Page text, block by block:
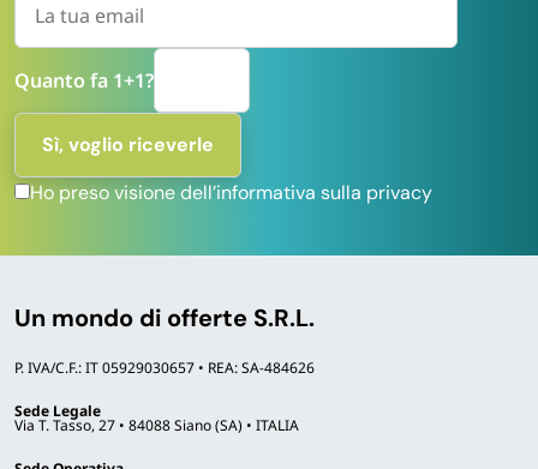
Quanto fa 1+1?
Ho preso visione dell’informativa sulla privacy
Un mondo di offerte S.R.L.
P. IVA/C.F.: IT 05929030657 • REA: SA-484626
Sede Legale
Via T. Tasso, 27 • 84088 Siano (SA) • ITALIA